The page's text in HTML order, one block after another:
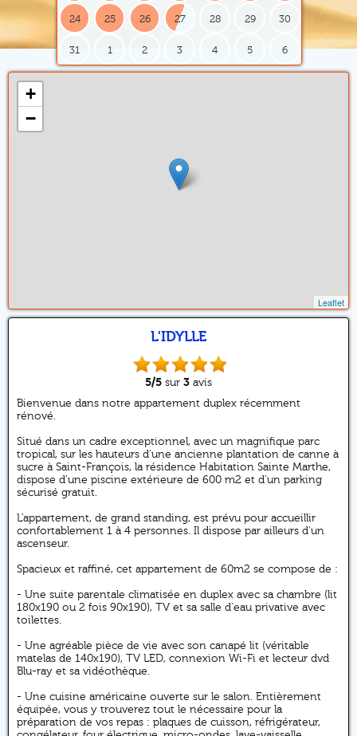
24 25 26 27 28 29 30
31 1 2 3 4 5 6
+
−
Leaflet
L'IDYLLE
5/5 sur 3 avis
Bienvenue dans notre appartement duplex récemment
rénové.
Situé dans un cadre exceptionnel, avec un magnifique parc
tropical, sur les hauteurs d'une ancienne plantation de canne à
sucre à Saint-François, la résidence Habitation Sainte Marthe,
dispose d’une piscine extérieure de 600 m2 et d’un parking
sécurisé gratuit.
L'appartement, de grand standing, est prévu pour accueillir
confortablement 1 à 4 personnes. Il dispose par ailleurs d'un
ascenseur.
Spacieux et raffiné, cet appartement de 60m2 se compose de :
- Une suite parentale climatisée en duplex avec sa chambre (lit
180x190 ou 2 fois 90x190), TV et sa salle d'eau privative avec
toilettes.
- Une agréable pièce de vie avec son canapé lit (véritable
matelas de 140x190), TV LED, connexion Wi-Fi et lecteur dvd
Blu-ray et sa vidéothèque.
- Une cuisine américaine ouverte sur le salon. Entièrement
équipée, vous y trouverez tout le nécessaire pour la
préparation de vos repas : plaques de cuisson, réfrigérateur,